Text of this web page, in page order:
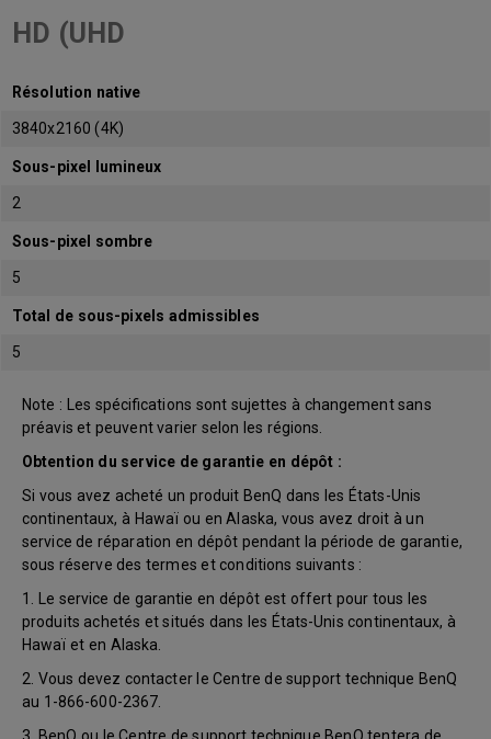
HD (UHD
Résolution native
3840x2160 (4K)
Sous-pixel lumineux
2
Sous-pixel sombre
5
Total de sous-pixels admissibles
5
Note : Les spécifications sont sujettes à changement sans
préavis et peuvent varier selon les régions.
Obtention du service de garantie en dépôt :
Si vous avez acheté un produit BenQ dans les États-Unis
continentaux, à Hawaï ou en Alaska, vous avez droit à un
service de réparation en dépôt pendant la période de garantie,
sous réserve des termes et conditions suivants :
1. Le service de garantie en dépôt est offert pour tous les
produits achetés et situés dans les États-Unis continentaux, à
Hawaï et en Alaska.
2. Vous devez contacter le Centre de support technique BenQ
au 1-866-600-2367.